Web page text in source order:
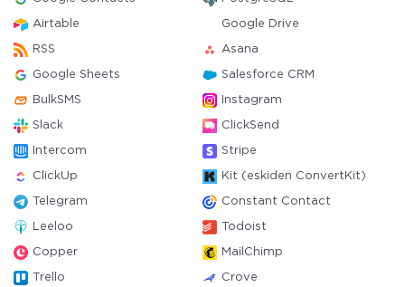
Airtable Google Drive
RSS Asana
Google Sheets Salesforce CRM
BulkSMS Instagram
Slack ClickSend
Intercom Stripe
ClickUp Kit (eskiden ConvertKit)
Telegram Constant Contact
Leeloo Todoist
Copper MailChimp
Trello Crove